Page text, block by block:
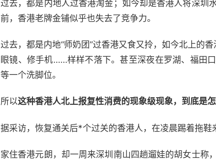
过去，都是内地人过香港淘金；如今却是香港人将深圳
前，香港老牌金铺似乎也失去了竞争力。
过去，都是内地“师奶团”过香港又食又拎，如今北上的
眼镜、修手机……样样不落下。甚至深夜在罗湖、福田
等一个洗脚位。
所以这种香港人北上报复性消费的现象级现象，到底是怎
据采访，恢复通关后*个过关的香港人，在凌晨踢着拖鞋
家住香港元朗，却一周来深圳南山四趟遛娃的胡女士称